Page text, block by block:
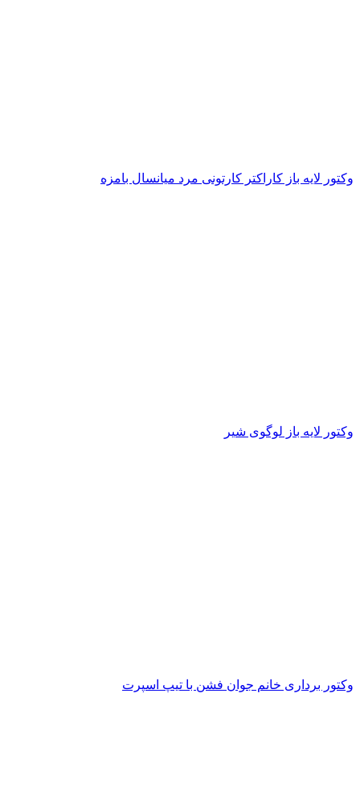
وکتور لایه باز کاراکتر کارتونی مرد میانسال بامزه
وکتور لایه باز لوگوی شیر
وکتور برداری خانم جوان فشن با تیپ اسپرت